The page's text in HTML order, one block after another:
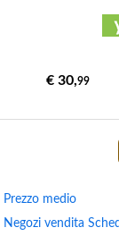
€ 30,99
Prezzo medio
Negozi vendita